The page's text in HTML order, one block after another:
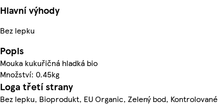
Hlavní výhody
Bez lepku
Popis
Mouka kukuřičná hladká bio
Množství: 0.45kg
Loga třetí strany
Bez lepku, Bioprodukt, EU Organic, Zelený bod, Kontrolované